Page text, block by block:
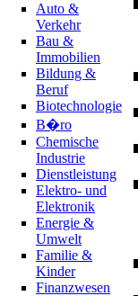
Auto &
Verkehr
Bau &
Immobilien
Bildung &
Beruf
Biotechnologie
B�ro
Chemische
Industrie
Dienstleistung
Elektro- und
Elektronik
Energie &
Umwelt
Familie &
Kinder
Finanzwesen